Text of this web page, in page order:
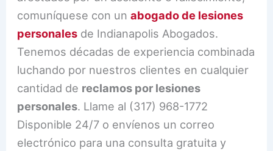
comuníquese con unabogado de lesiones
personales de Indianapolis Abogados.
Tenemos décadas de experiencia combinada
luchando por nuestros clientes en cualquier
cantidad de reclamos por lesiones
personales. Llame al (317) 968-1772
Disponible 24/7 o envíenos un correo
electrónico para una consulta gratuita y